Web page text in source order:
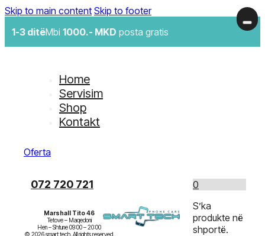
Skip to main content Skip to footer
1-3 ditëMbi 1000.- MKD posta gratis
Home
Servisim
Shop
Kontakt
Oferta
072 720 721
Marshall Tito 46
Tetove – Maqedoni
Hen – Shtune 09:00 – 20:00
0
S’ka
produkte në
shportë.